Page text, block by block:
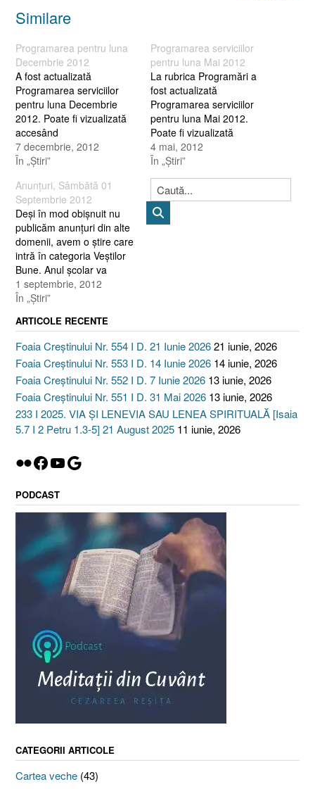
Similare
Programarea pentru luna
Decembrie 2012
A fost actualizată
Programarea serviciilor
pentru luna Decembrie
2012. Poate fi vizualizată
accesând
http://www.cezareea.ro/programare/
sau se poate intra pe
ului cezareea.ro O
binecuvântare, (care va fi
tipărită pe calendarul
Bisericii), este cerută
pentru toţi cititorii acestui
site, fiind un verset care
merită să fie învăţat : „Să
trăieşti…
7 decembrie, 2012
În „Ştiri”
Programarea serviciilor
pentru luna Mai 2012
La rubrica Programări a
fost actualizată
Programarea serviciilor
pentru luna Mai 2012.
Poate fi vizualizată
accesând http://www.cezareea.ro/
4 mai, 2012
În „Ştiri”
Anunţuri, Sâmbătă 01
Septembrie 2012
Deşi în mod obişnuit nu
publicăm anunţuri din alte
domenii, avem o ştire care
intră în categoria Veştilor
Bune. Anul şcolar va
începe în data de 17
Septembrie 2012, cu o
decât era programat iniţial
! A fost actualizată
Programarea serviciilor pe
luna Septembrie 2012.
Poate fi…
1 septembrie, 2012
În „Ştiri”
ARTICOLE RECENTE
Foaia Creștinului Nr. 554 I D. 21 Iunie 202621 iunie, 2026
Foaia Creștinului Nr. 553 I D. 14 Iunie 2026 14 iunie, 2026
Foaia Creștinului Nr. 552 I D. 7 Iunie 2026 13 iunie, 2026
Foaia Creștinului Nr. 551 I D. 31 Mai 2026 13 iunie, 2026
233 I 2025. VIA ȘI LENEVIA SAU LENEA SPIRITUALĂ [Isaia
5.7 I 2 Petru 1.3-5] 21 August 2025 11 iunie, 2026
Flickr
Facebook
YouTube
Google
PODCAST
CATEGORII ARTICOLE
Cartea veche (43)